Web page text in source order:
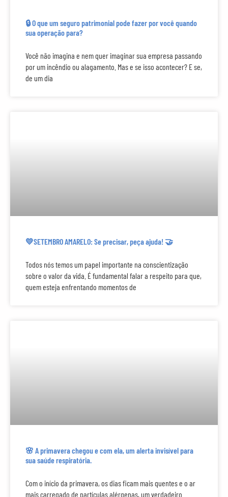
🔒 O que um seguro patrimonial pode fazer por você quando
sua operação para?
Você não imagina e nem quer imaginar sua empresa passando
por um incêndio ou alagamento. Mas e se isso acontecer? E se,
de um dia
💛SETEMBRO AMARELO: Se precisar, peça ajuda! 🤝
Todos nós temos um papel importante na conscientização
sobre o valor da vida. É fundamental falar a respeito para que,
quem esteja enfrentando momentos de
🌸 A primavera chegou e com ela, um alerta invisível para
sua saúde respiratória.
Com o início da primavera, os dias ficam mais quentes e o ar
mais carregado de partículas alérgenas, um verdadeiro